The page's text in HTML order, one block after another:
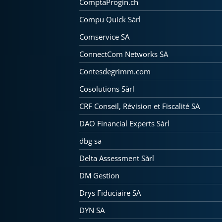
ComptaProgin.ch
Compu Quick Sàrl
Comservice SA
ConnectCom Networks SA
Contesdegrimm.com
Cosolutions Sàrl
CRF Conseil, Révision et Fiscalité SA
DAO Financial Experts Sàrl
dbg sa
Delta Assessment Sàrl
DM Gestion
Drys Fiduciaire SA
DYN SA